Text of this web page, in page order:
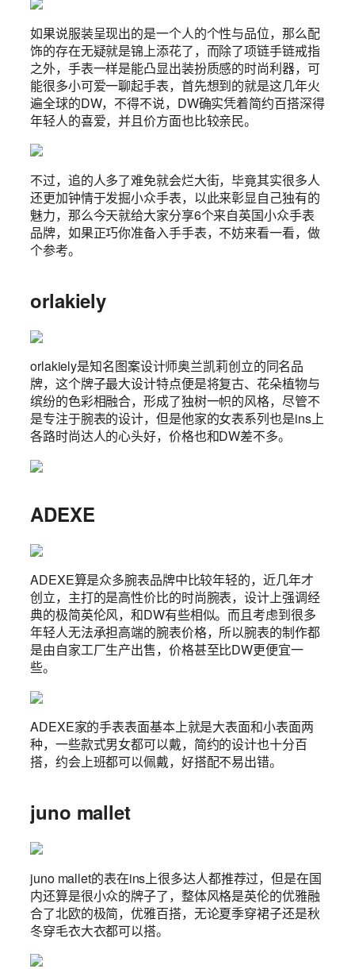
如果说服装呈现出的是一个人的个性与品位，那么配
饰的存在无疑就是锦上添花了，而除了项链手链戒指
之外，手表一样是能凸显出装扮质感的时尚利器，可
能很多小可爱一聊起手表，首先想到的就是这几年火
遍全球的DW，不得不说，DW确实凭着简约百搭深得
年轻人的喜爱，并且价方面也比较亲民。
不过，追的人多了难免就会烂大街，毕竟其实很多人
还更加钟情于发掘小众手表，以此来彰显自己独有的
魅力，那么今天就给大家分享6个来自英国小众手表
品牌，如果正巧你准备入手手表，不妨来看一看，做
个参考。
orlakiely
orlakiely是知名图案设计师奥兰凯莉创立的同名品
牌，这个牌子最大设计特点便是将复古、花朵植物与
缤纷的色彩相融合，形成了独树一帜的风格，尽管不
是专注于腕表的设计，但是他家的女表系列也是ins上
各路时尚达人的心头好，价格也和DW差不多。
ADEXE
ADEXE算是众多腕表品牌中比较年轻的，近几年才
创立，主打的是高性价比的时尚腕表，设计上强调经
典的极简英伦风，和DW有些相似。而且考虑到很多
年轻人无法承担高端的腕表价格，所以腕表的制作都
是由自家工厂生产出售，价格甚至比DW更便宜一
些。
ADEXE家的手表表面基本上就是大表面和小表面两
种，一些款式男女都可以戴，简约的设计也十分百
搭，约会上班都可以佩戴，好搭配不易出错。
juno mallet
juno mallet的表在ins上很多达人都推荐过，但是在国
内还算是很小众的牌子了，整体风格是英伦的优雅融
合了北欧的极简，优雅百搭，无论夏季穿裙子还是秋
冬穿毛衣大衣都可以搭。